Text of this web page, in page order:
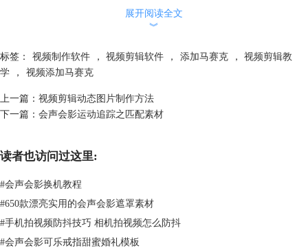
区域的设置，运动路径追踪，应用马赛克的操作。
接下来，我们通过一个实例操作下吧。
展开阅读全文
︾
标签： 视频制作软件 ， 视频剪辑软件 ， 添加马赛克 ，
视频剪辑教
学
， 视频添加马赛克
上一篇： 视频剪辑动态图片制作方法
下一篇： 会声会影运动追踪之匹配素材
读者也访问过这里:
#会声会影换机教程
#650款漂亮实用的会声会影遮罩素材
#手机拍视频防抖技巧 相机拍视频怎么防抖
#会声会影可乐戒指甜蜜婚礼模板